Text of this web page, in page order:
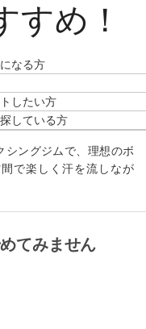
すめ！
なる方
したい方
している方
シングジムで、理想のボ
で楽しく汗を流しなが
てみません